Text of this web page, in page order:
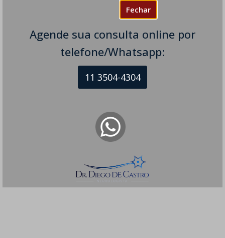
Fechar
Agende sua consulta online por
telefone/Whatsapp:
11 3504-4304